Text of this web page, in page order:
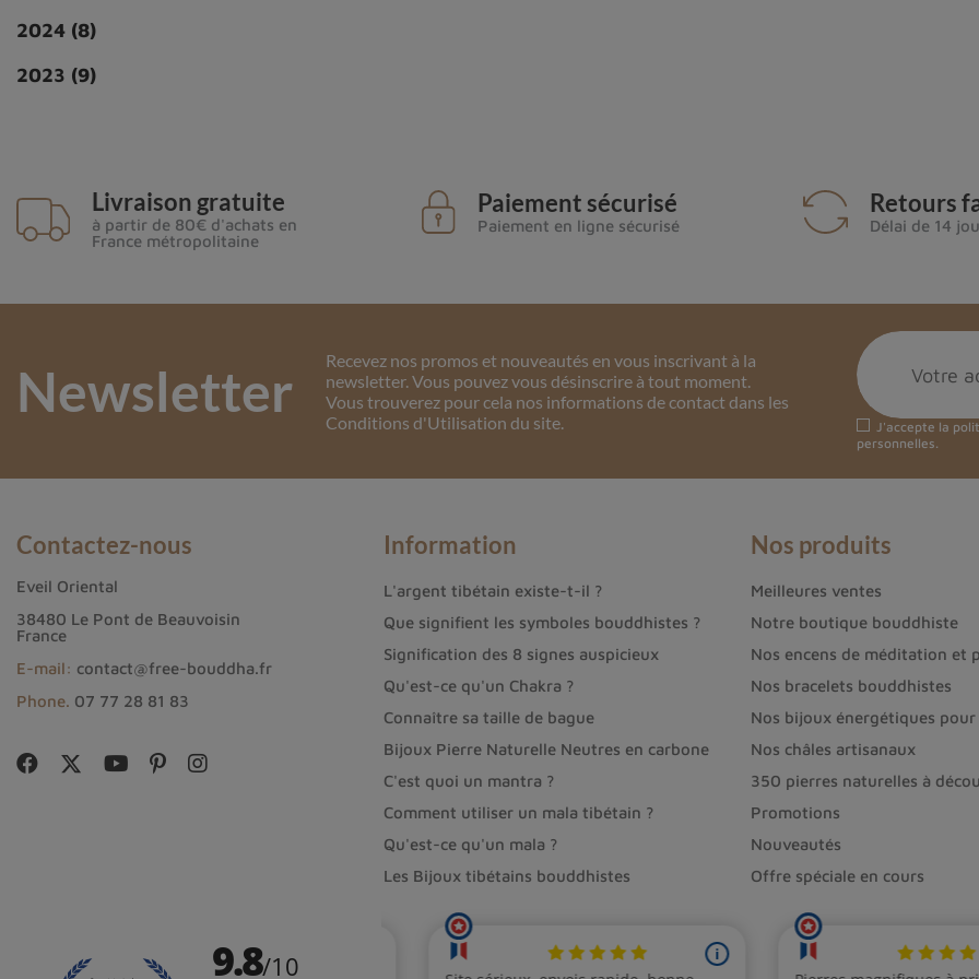
2024 (8)
2023 (9)
Livraison gratuite
à partir de 80€ d'achats en
France métropolitaine
Paiement sécurisé
Paiement en ligne sécurisé
Retours
Délai de 14
Newsletter
Recevez nos promos et nouveautés en vous inscrivant à la
newsletter. Vous pouvez vous désinscrire à tout moment.
Vous trouverez pour cela nos informations de contact dans les
Conditions d'Utilisation du site.
J'accepte la
personnelles.
Contactez-nous
Eveil Oriental
38480 Le Pont de Beauvoisin
France
E-mail: contact@free-bouddha.fr
Phone. 07 77 28 81 83
Information
L'argent tibétain existe-t-il ?
Que signifient les symboles bouddhistes ?
Signification des 8 signes auspicieux
Qu'est-ce qu'un Chakra ?
Connaître sa taille de bague
Bijoux Pierre Naturelle Neutres en carbone
C'est quoi un mantra ?
Comment utiliser un mala tibétain ?
Qu'est-ce qu'un mala ?
Les Bijoux tibétains bouddhistes
Nos produits
Meilleures ventes
Notre boutique bouddhiste
Nos encens de méditation et
Nos bracelets bouddhistes
Nos bijoux énergétiques
Nos châles artisanaux
350 pierres naturelles à
Promotions
Nouveautés
Offre spéciale en cours